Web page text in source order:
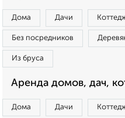
Дома Дачи
Без посредников
Из бруса
Аренда домов, дач,
Дома Дачи